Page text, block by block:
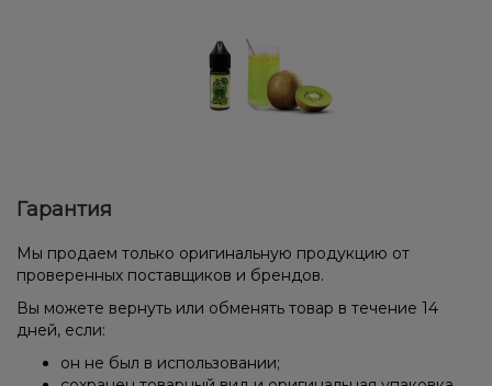
Гарантия
Мы продаем только оригинальную продукцию от
проверенных поставщиков и брендов.
Вы можете вернуть или обменять товар в течение 14
дней, если:
он не был в использовании;